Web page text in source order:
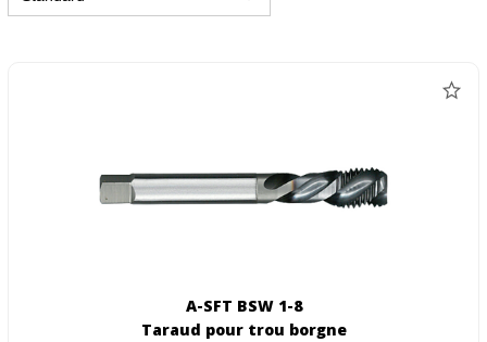
A-SFT BSW 1-8
Taraud pour trou borgne